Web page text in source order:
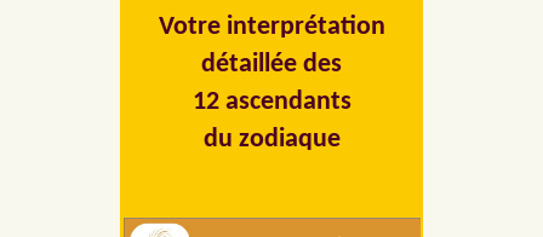
Votre interprétation
détaillée des
12 ascendants
du zodiaque